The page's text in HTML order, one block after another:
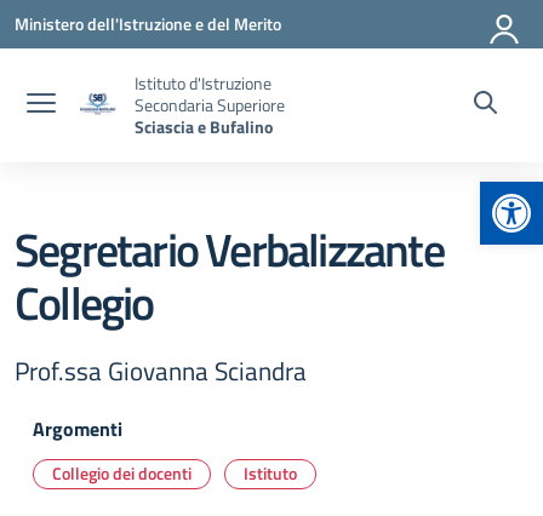
Vai ai contenuti
Vai al menu di navigazione
Vai al footer
Ministero dell'Istruzione e del Merito
Istituto d'Istruzione
Secondaria Superiore
Sciascia e Bufalino
Segretario Verbalizzante
Collegio
Prof.ssa Giovanna Sciandra
Argomenti
Collegio dei docenti Istituto